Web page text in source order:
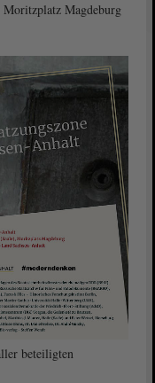
Moritzplatz Magdeburg
beteiligten